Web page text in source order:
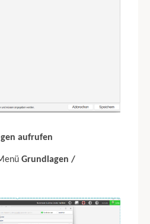
aufrufen
Grundlagen /